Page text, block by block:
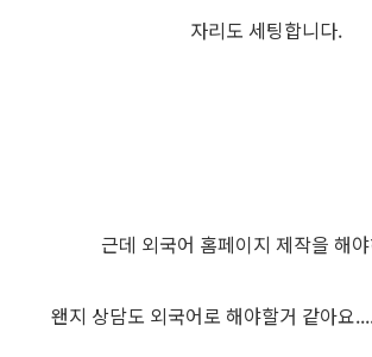
자리도 세팅합니다.
근데 외국어 홈페이지 제작을 해
왠지 상담도 외국어로 해야할거 같아요